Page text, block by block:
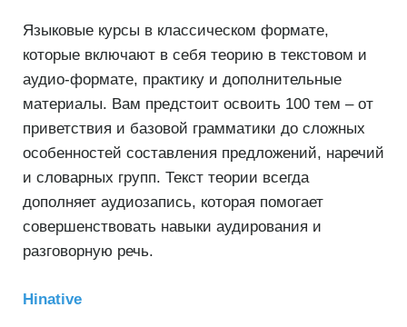
Языковые курсы в классическом формате,
которые включают в себя теорию в текстовом и
аудио-формате, практику и дополнительные
материалы. Вам предстоит освоить 100 тем – от
приветствия и базовой грамматики до сложных
особенностей составления предложений, наречий
и словарных групп. Текст теории всегда
дополняет аудиозапись, которая помогает
совершенствовать навыки аудирования и
разговорную речь.
Hinative